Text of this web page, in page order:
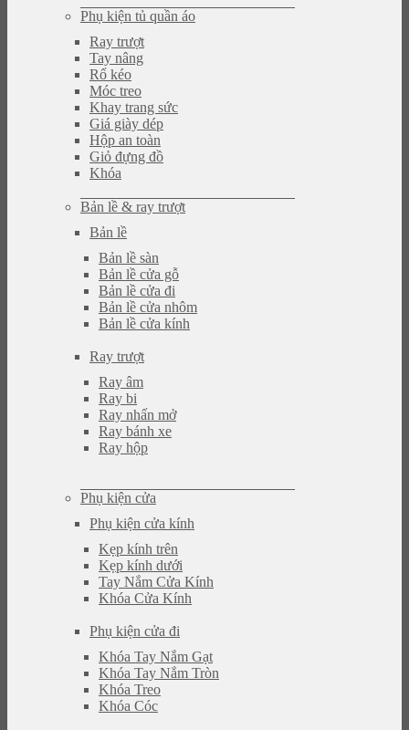
Phụ kiện tủ quần áo
Ray trượt
Tay nâng
Rổ kéo
Móc treo
Khay trang sức
Giá giày dép
Hộp an toàn
Giỏ đựng đồ
Khóa
Bản lề & ray trượt
Bản lề
Bản lề sàn
Bản lề cửa gỗ
Bản lề cửa đi
Bản lề cửa nhôm
Bản lề cửa kính
Ray trượt
Ray âm
Ray bi
Ray nhấn mở
Ray bánh xe
Ray hộp
Phụ kiện cửa
Phụ kiện cửa kính
Kẹp kính trên
Kẹp kính dưới
Tay Nắm Cửa Kính
Khóa Cửa Kính
Phụ kiện cửa đi
Khóa Tay Nắm Gạt
Khóa Tay Nắm Tròn
Khóa Treo
Khóa Cóc